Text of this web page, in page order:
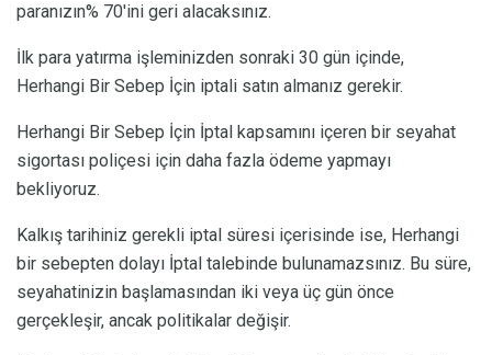
paranızın% 70'ini geri alacaksınız.
İlk para yatırma işleminizden sonraki 30 gün içinde,
Herhangi Bir Sebep İçin iptali satın almanız gerekir.
Herhangi Bir Sebep İçin İptal kapsamını içeren bir seyahat
sigortası poliçesi için daha fazla ödeme yapmayı
bekliyoruz.
Kalkış tarihiniz gerekli iptal süresi içerisinde ise, Herhangi
bir sebepten dolayı İptal talebinde bulunamazsınız. Bu süre,
seyahatinizin başlamasından iki veya üç gün önce
gerçekleşir, ancak politikalar değişir.